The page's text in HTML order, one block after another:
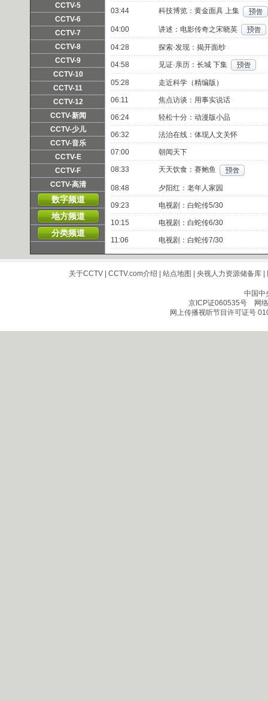
频道主页 直播
CCTV-5
频道主页 直播
CCTV-6
频道主页 直播
CCTV-7
频道主页 直播
CCTV-8
频道主页 直播
CCTV-9
频道主页 直播
CCTV-10
频道主页 直播
CCTV-11
频道主页 直播
CCTV-12
频道主页 直播 点播
CCTV-新闻
频道主页 直播 点播
CCTV-少儿
频道主页 直播 点播
CCTV-音乐
频道主页 直播
CCTV-E
频道主页 直播
CCTV-F
频道主页 直播 点播
CCTV-高清
频道主页 直播 点播
数字频道
地方频道
分类频道
03:44 科技博览：黄金面具 上集
04:00 讲述：电影传奇之宋晓英
04:28 探索·发现：揭开面纱
04:58 见证·亲历：长城 下集
05:28 走近科学（精编版）
06:11 焦点访谈：用事实说话
06:24 轻松十分：动漫版小品
06:32 法治在线：体现人文关怀
07:00 朝闻天下
08:33 天天饮食：赛鲍鱼
08:48 夕阳红：老年人家园
09:23 电视剧：白蛇传5/30
10:15 电视剧：白蛇传6/30
11:06 电视剧：白蛇传7/30
关于CCTV| CCTV.com介绍 | 站点地图 | 央视人力资源储备库|
中国中
京ICP证060535号网络
网上传播视听节目许可证号